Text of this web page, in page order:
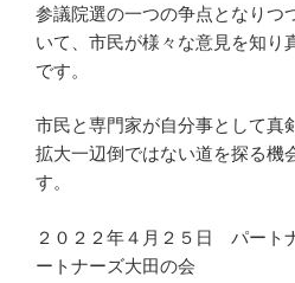
参議院選の一つの争点となりつ
いて、市民が様々な意見を知り
です。
市民と専門家が自分事として真
拡大一辺倒ではない道を探る機
す。
２０２２年４月２５日 パー
ートナーズ大田の会